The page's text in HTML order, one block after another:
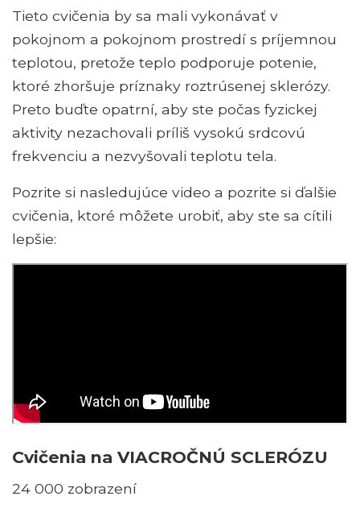
Tieto cvičenia by sa mali vykonávať v
pokojnom a pokojnom prostredí s príjemnou
teplotou, pretože teplo podporuje potenie,
ktoré zhoršuje príznaky roztrúsenej sklerózy.
Preto buďte opatrní, aby ste počas fyzickej
aktivity nezachovali príliš vysokú srdcovú
frekvenciu a nezvyšovali teplotu tela.
Pozrite si nasledujúce video a pozrite si ďalšie
cvičenia, ktoré môžete urobiť, aby ste sa cítili
lepšie:
Cvičenia na VIACROČNÚ SCLERÓZU
24 000 zobrazení